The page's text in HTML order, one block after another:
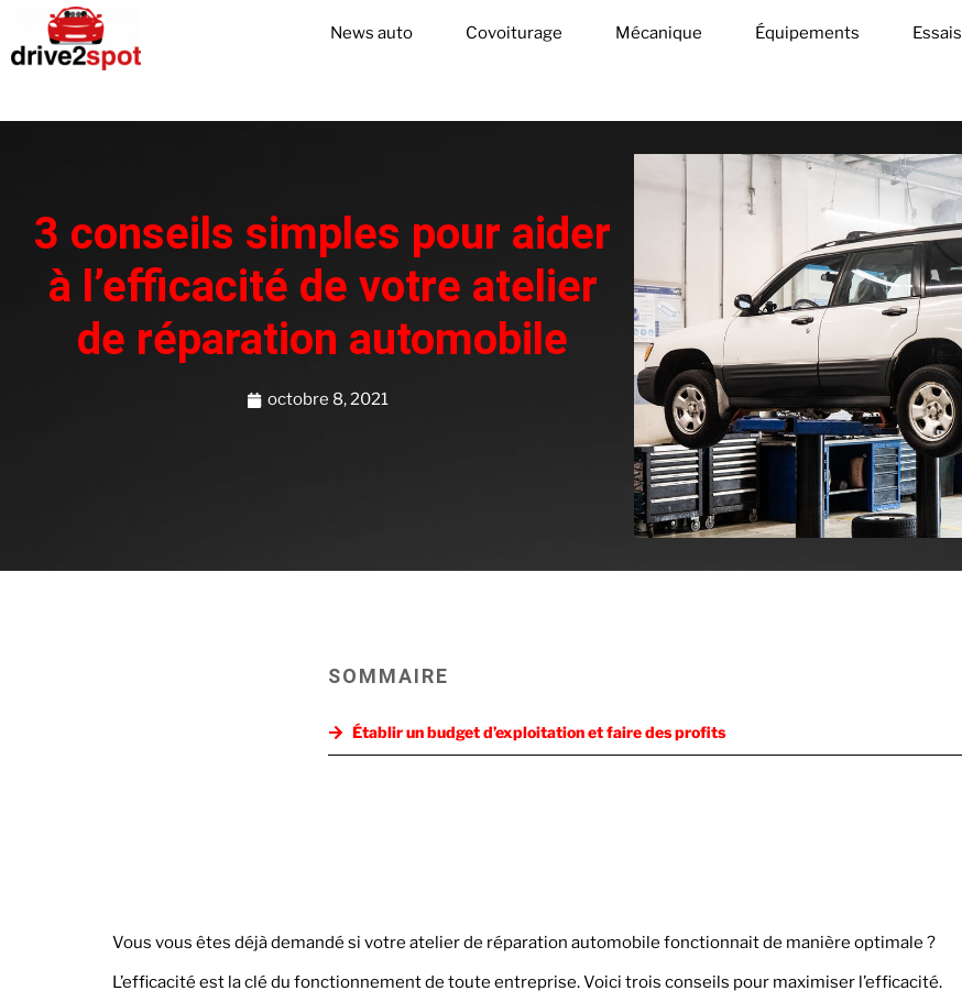
News auto Covoiturage Mécanique Équipements Essais
3 conseils simples pour aider
à l’efficacité de votre atelier
de réparation automobile
octobre 8, 2021
SOMMAIRE
Établir un budget d’exploitation et faire des profits
Vous vous êtes déjà demandé si votre atelier de réparation automobile fonctionnait de manière optimale ?
L’efficacité est la clé du fonctionnement de toute entreprise. Voici trois conseils pour maximiser l’efficacité.